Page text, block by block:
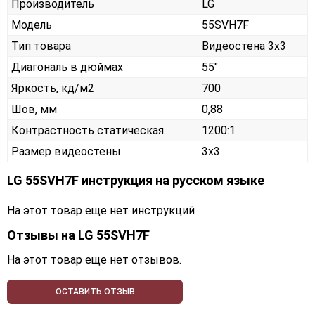
Производитель
LG
Модель
55SVH7F
Тип товара
Видеостена 3х3
Диагональ в дюймах
55"
Яркость, кд/м2
700
Шов, мм
0,88
Контрастность статическая
1200:1
Размер видеостены
3x3
LG 55SVH7F инструкция на русском языке
На этот товар еще нет инструкций
Отзывы на LG 55SVH7F
На этот товар еще нет отзывов.
ОСТАВИТЬ ОТЗЫВ